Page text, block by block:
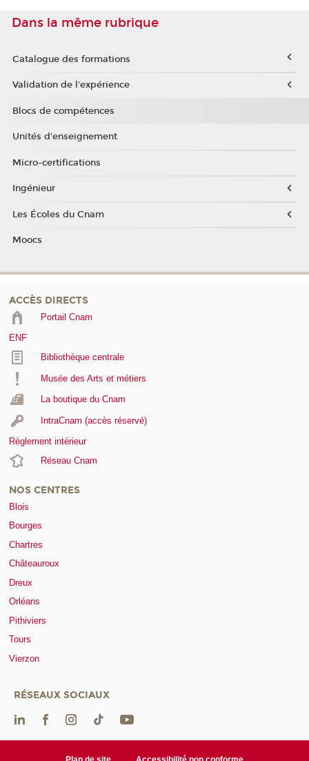
Dans la même rubrique
Catalogue des formations
Validation de l'expérience
Blocs de compétences
Unités d'enseignement
Micro-certifications
Ingénieur
Les Écoles du Cnam
Moocs
ACCÈS DIRECTS
Portail Cnam
ENF
Bibliothèque centrale
Musée des Arts et métiers
La boutique du Cnam
IntraCnam (accès réservé)
Règlement intérieur
Réseau Cnam
NOS CENTRES
Blois
Bourges
Chartres
Châteauroux
Dreux
Orléans
Pithiviers
Tours
Vierzon
RÉSEAUX SOCIAUX